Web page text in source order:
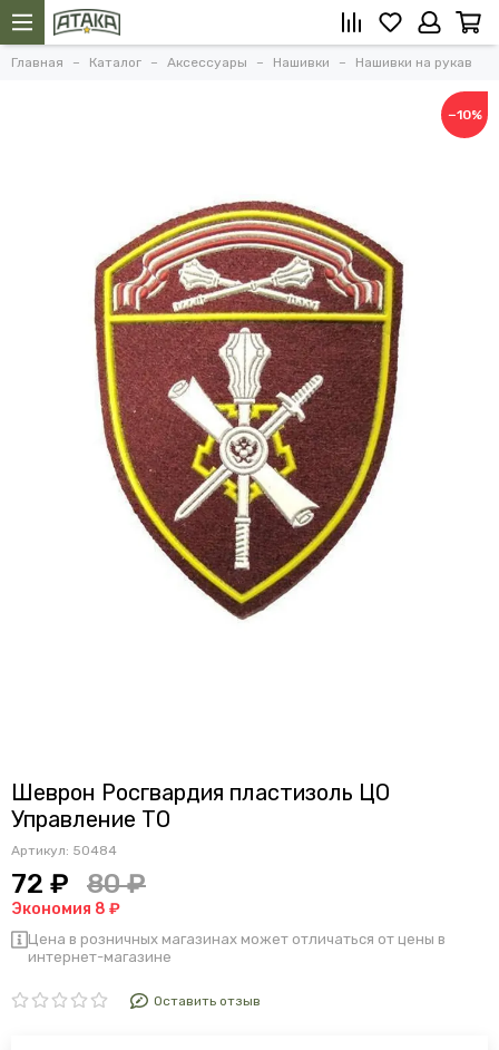
Главная Каталог Аксессуары Нашивки Нашивки на рукав
−10%
Шеврон Росгвардия пластизоль ЦО
Управление ТО
Артикул: 50484
72 ₽ 80 ₽
Экономия 8 ₽
Цена в розничных магазинах может отличаться от цены в
интернет-магазине
Оставить отзыв